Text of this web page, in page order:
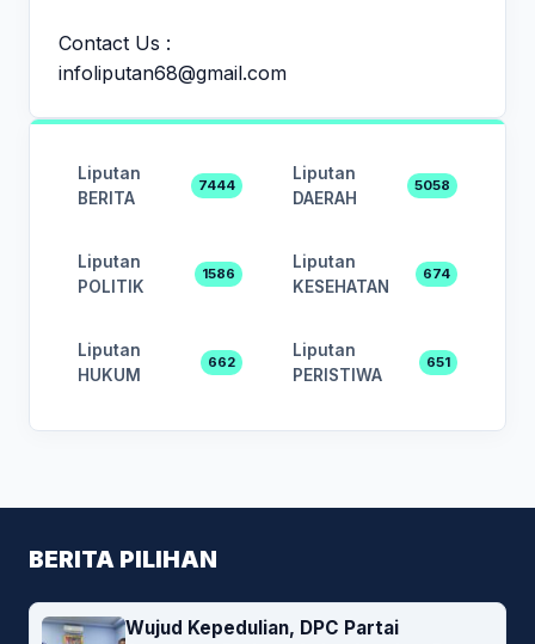
Contact Us :
infoliputan68@gmail.com
Liputan
BERITA
7444
Liputan
DAERAH
5058
Liputan
POLITIK
1586
Liputan
KESEHATAN
674
Liputan
HUKUM
662
Liputan
PERISTIWA
651
BERITA PILIHAN
Wujud Kepedulian, DPC Partai